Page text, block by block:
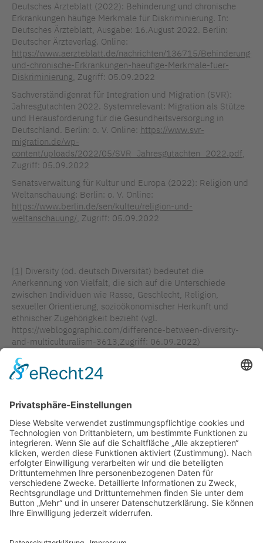
Deutsches Ärzteblatt (2022): Behinderung und chronische
Erkrankungen häufige Merkmale für Diskriminierung. In:
Deutsches Ärzteblatt, Ausgabe: 16.August 2022. Berlin:
Deutscher Ärzteverlag. Online:
https://www.aerzteblatt.de/nachrichten/136715/Behinderung-
und-chronische-Erkrankungen-haeufige-Merkmale-fuer-
Diskriminierung, Zugriff: 05.09.2022
Sachverständigenrat für Integration und Migration (SVR):
Jahresgutachten 2022. Systemrelevant: Migration als Stütze
und Herausforderung für die Gesundheitsversorgung in
Deutschland. Berlin: o. V. Online: https://www.svr-
migration.de/wp-
content/uploads/2022/05/SVR_Jahresgutachten_2022.pdf,
Zugriff: 05.09.2022
Senatsverwaltung für Kultur und Europa (2022): Religion und
Weltanschauung: Berlin: o. V. Online:
https://www.berlin.de/sen/kulteu/religion-und-
weltanschauung/, Zugriff: 05.09.2022
[1] Diversity (od. deutsch Diversität) bedeutet die
Anerkennung von Vielfalt, die sich auf die Unterschiede
zwischen Individuen wie Rasse, Geschlecht, Religion,
sexueller Orientierung, sozioökonomischer Herkunft und
ethnischer Zugehörigkeit bezieht (vgl.
https://weblogographic.com/difference-between-diversity-
and-multiculturalism-3613,Zugriff: 06.09.2022)
TAGS IN DIESEM ARTIKEL
FACHKRÄFTESICHERUNG
WERTSCHÄTZUNG
AKTUELLES AUS DER KAMPAGNE
KAMPAGNENENTWICKLUNG
KONKRETE PROJEKTARBEIT
VIELFALT
DIVERSITY
ZEITARBEIT